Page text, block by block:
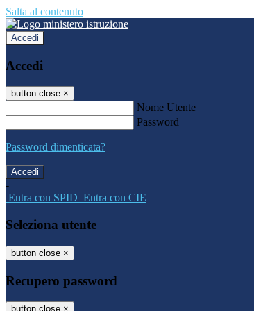
Salta al contenuto
Accedi
Accedi
button close ×
Nome Utente
Password
Password dimenticata?
-
Entra con SPID Entra con CIE
Seleziona utente
button close ×
Recupero password
button close ×